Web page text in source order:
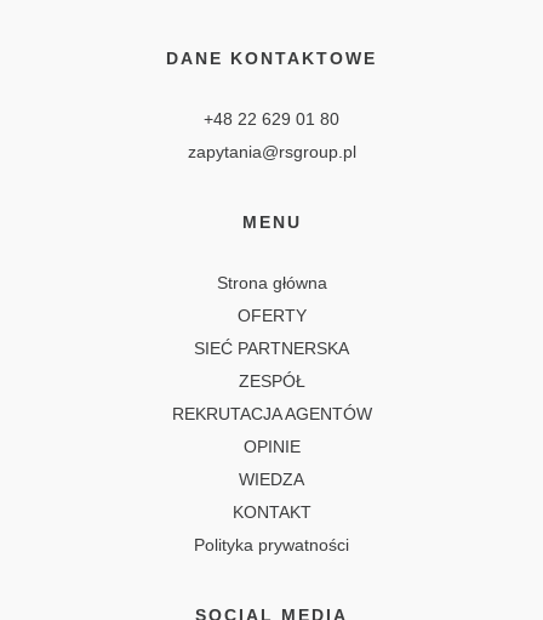
DANE KONTAKTOWE
+48 22 629 01 80
zapytania@rsgroup.pl
MENU
Strona główna
OFERTY
SIEĆ PARTNERSKA
ZESPÓŁ
REKRUTACJA AGENTÓW
OPINIE
WIEDZA
KONTAKT
Polityka prywatności
SOCIAL MEDIA